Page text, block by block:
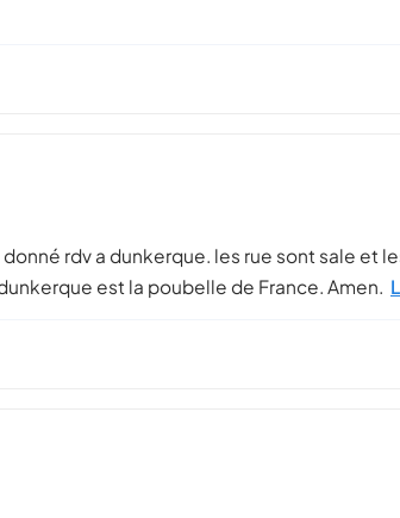
rdv a dunkerque. les rue sont sale et
est la poubelle de France. Amen.